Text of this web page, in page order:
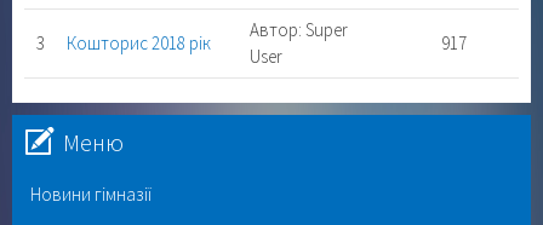
3 Кошторис 2018 рік
Автор: Super
User
917
Меню
Новини гімназії